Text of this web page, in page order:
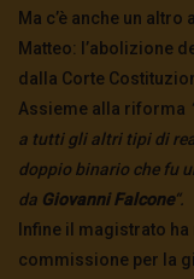
Ma c’è anche un
Matteo: l’abolizione
dalla Corte
Assieme alla riforma
a tutti gli altri tipi di
doppio binario che fu
da Giovanni Falcone“.
Infine il magistrato
commissione per la